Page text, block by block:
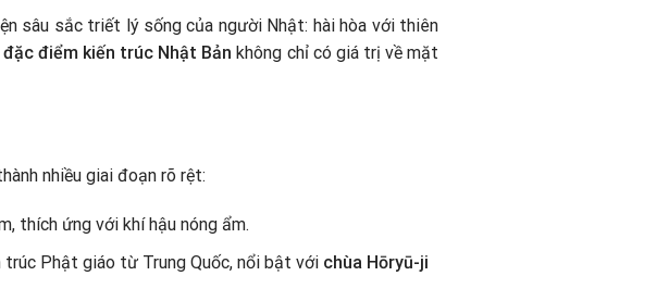
sâu sắc triết lý sống của người Nhật: hài hòa với thiên
đặc điểm kiến trúc Nhật Bản không chỉ có giá trị về mặt
nhiều giai đoạn rõ rệt:
thích ứng với khí hậu nóng ẩm.
trúc Phật giáo từ Trung Quốc, nổi bật với chùa Hōryū-ji